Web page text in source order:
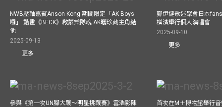
NWB壓軸嘉賓Anson Kong 期間限定「AK Boys
囉」 動畫《BECK》啟蒙樂隊魂 AK曬珍藏主角結
他
2025-09-13
更多
鄭伊健歌迷聚會日本
橫濱舉行個人演唱會
2025-09-10
更多
參與《第一次UN腳大戰～明星挑戰賽》雲浩影陳
首次在M＋博物館舉行